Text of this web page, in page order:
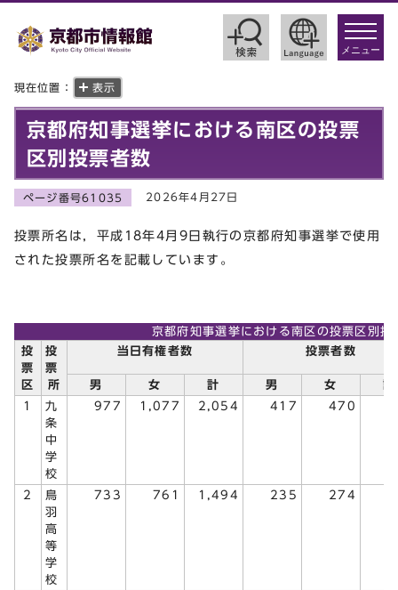
toggle
メニュー
現在位置： 表示
京都府知事選挙における南区の投票
区別投票者数
ページ番号61035 2026年4月27日
投票所名は，平成18年4月9日執行の京都府知事選挙で使用
された投票所名を記載しています。
京都府知事選挙における南区の投票区別投
投
票
区
投
票
所
当日有権者数 投票者数
男 女 計 男 女
計
1
九
条
中
学
校
977 1,077 2,054 417 470
2
鳥
羽
高
等
学
校
733 761 1,494 235 274